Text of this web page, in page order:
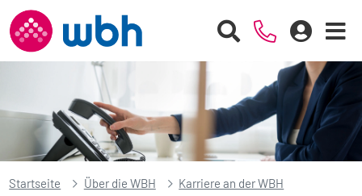
Startseite Über die WBH
Karriere an der WBH